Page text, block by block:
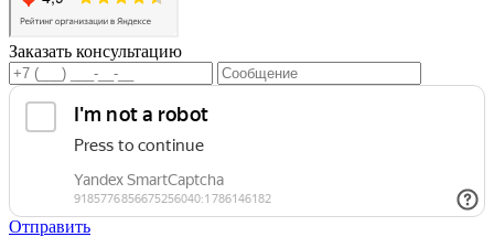
Заказать консультацию
Отправить